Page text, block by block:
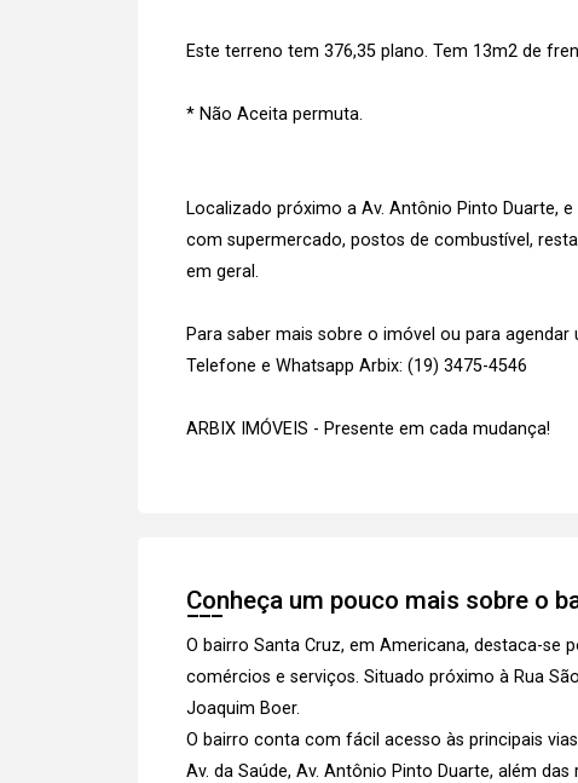
Este terreno tem 376,35 plano. Tem 13m2 de
* Não Aceita permuta.
Localizado próximo a Av. Antônio Pinto Duarte,
com supermercado, postos de combustível,
em geral.
Para saber mais sobre o imóvel ou para
Telefone e Whatsapp Arbix: (19) 3475-4546
ARBIX IMÓVEIS - Presente em cada mudança!
Conheça um pouco mais sobre o
O bairro Santa Cruz, em Americana, destaca-
comércios e serviços. Situado próximo à Rua
Joaquim Boer.
O bairro conta com fácil acesso às principais
Av. da Saúde, Av. Antônio Pinto Duarte, além